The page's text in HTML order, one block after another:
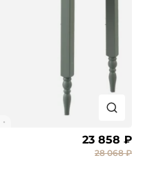
23 858 ₽
28 068 ₽